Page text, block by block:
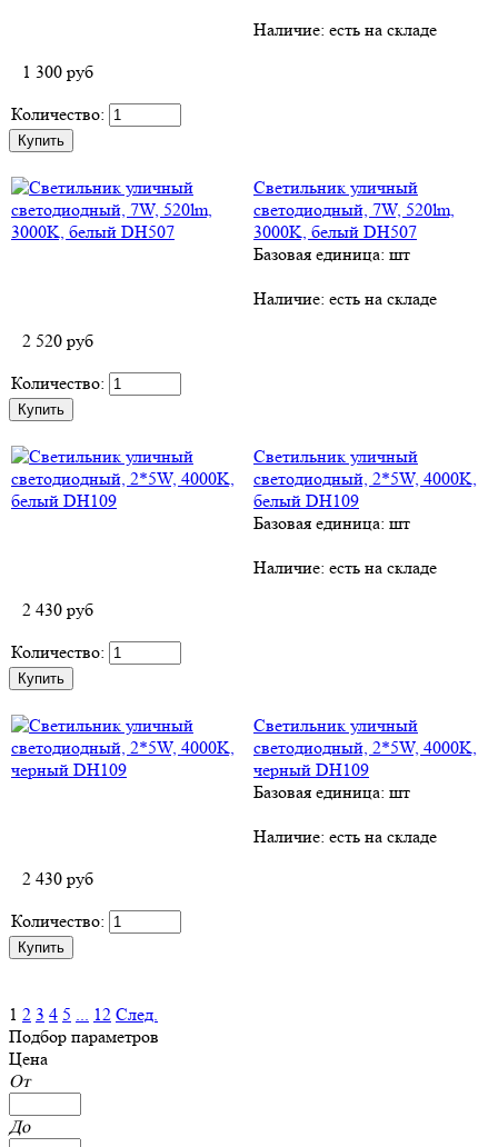
Наличие: есть на складе
1 300 руб
Количество:
Светильник уличный
светодиодный, 7W, 520lm,
3000K, белый DH507
Базовая единица: шт
Наличие: есть на складе
2 520 руб
Количество:
Светильник уличный
светодиодный, 2*5W, 4000K,
белый DH109
Базовая единица: шт
Наличие: есть на складе
2 430 руб
Количество:
Светильник уличный
светодиодный, 2*5W, 4000K,
черный DH109
Базовая единица: шт
Наличие: есть на складе
2 430 руб
Количество:
1 2 3 4 5 ... 12 След.
Подбор параметров
Цена
От
До